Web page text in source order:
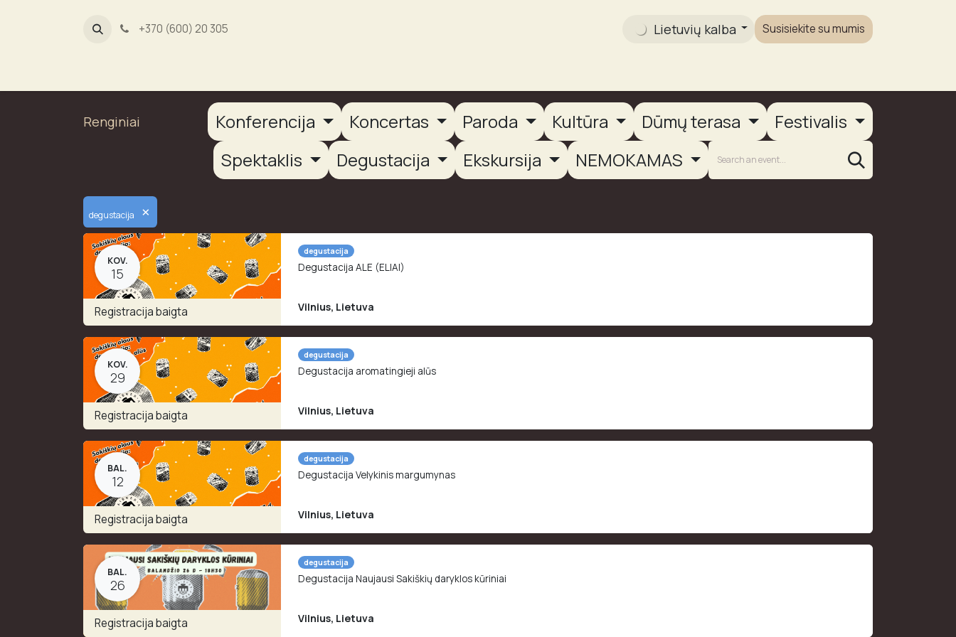
+370 (600) 20 305 Lietuvių kalba Susisiekite su mumis
Renginiai Konferencija Koncertas Paroda Kultūra Dūmų terasa
Festivalis
Spektaklis
Degustacija Ekskursija NEMOKAMAS
degustacija ×
KOV.
15
Registracija baigta
degustacija
Degustacija ALE (ELIAI)
Vilnius, Lietuva
KOV.
29
Registracija baigta
degustacija
Degustacija aromatingieji alūs
Vilnius, Lietuva
BAL.
12
Registracija baigta
degustacija
Degustacija Velykinis margumynas
Vilnius, Lietuva
BAL.
26
Registracija baigta
degustacija
Degustacija Naujausi Sakiškių daryklos kūriniai
Vilnius, Lietuva